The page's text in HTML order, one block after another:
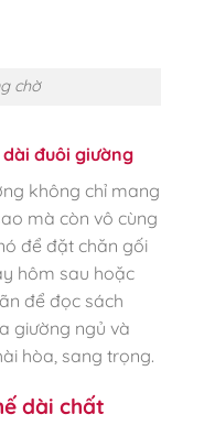
chờ
đuôi giường
không chỉ mang
mà còn vô cùng
để đặt chăn gối
hôm sau hoặc
để đọc sách
giường ngủ và
hòa, sang trọng.
dài chất